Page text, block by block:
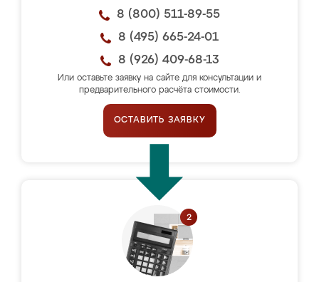
8 (800) 511-89-55
8 (495) 665-24-01
8 (926) 409-68-13
Или оставьте заявку на сайте для консультации и
предварительного расчёта стоимости.
ОСТАВИТЬ ЗАЯВКУ